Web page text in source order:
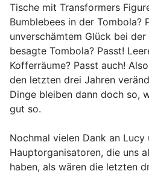
Tische mit Transformers
Bumblebees in der Tombola?
unverschämtem Glück bei
besagte Tombola? Passt!
Kofferräume? Passt auch!
den letzten drei Jahren
Dinge bleiben dann doch so,
gut so.
Nochmal vielen Dank an Lucy
Hauptorganisatoren, die uns
haben, als wären die letzten